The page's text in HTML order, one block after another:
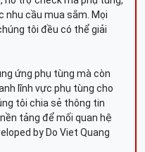
nhu cầu mua sắm. Mọi
tôi đều có thể giải
ứng phụ tùng mà còn
lĩnh vực phụ tùng cho
tôi chia sẻ thông tin
tảng để mối quan hệ
by Do Viet Quang